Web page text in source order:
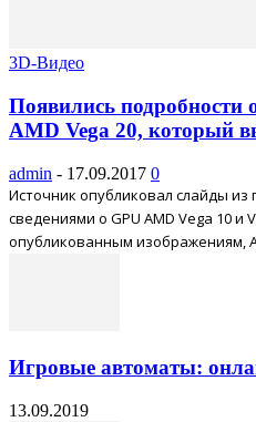
3D-Видео
Появились подробности
AMD Vega 20, который
admin - 17.09.2017 0
Источник опубликовал слайды из
сведениями о GPU AMD Vega 10 и
опубликованным изображениям,
Игровые автоматы:
13.09.2019